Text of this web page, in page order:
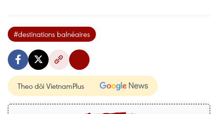
#destinations balnéaires
Theo dõi VietnamPlus